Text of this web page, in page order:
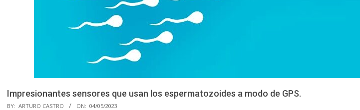
Impresionantes sensores que usan los espermatozoides a modo de GPS.
BY: ARTURO CASTRO ON: 04/05/2023